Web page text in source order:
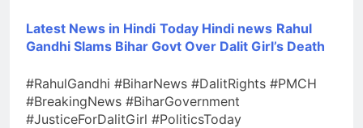
Latest News in Hindi Today Hindi news Rahul
Gandhi Slams Bihar Govt Over Dalit Girl’s Death
#RahulGandhi #BiharNews #DalitRights #PMCH
#BreakingNews #BiharGovernment
#JusticeForDalitGirl #PoliticsToday